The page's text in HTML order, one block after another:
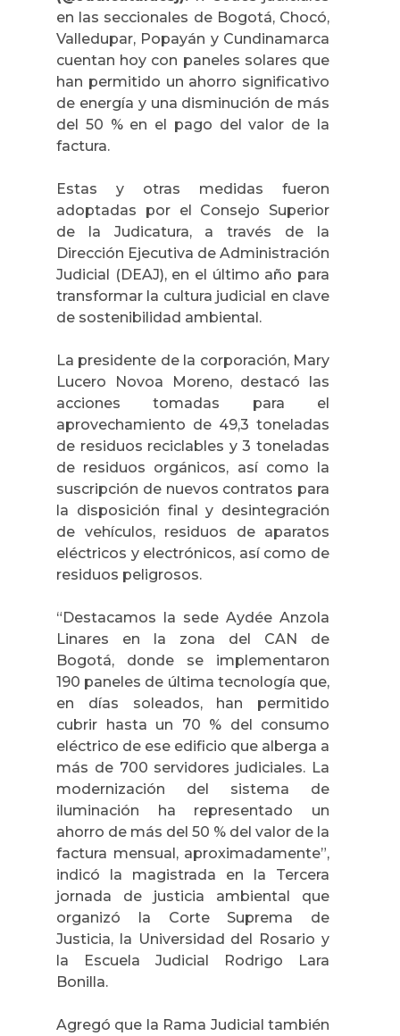
en las seccionales de Bogotá, Chocó,
Valledupar, Popayán y Cundinamarca
cuentan hoy con paneles solares que
han permitido un ahorro significativo
de energía y una disminución de más
del 50 % en el pago del valor de la
factura.
Estas y otras medidas fueron
adoptadas por el Consejo Superior
de la Judicatura, a través de la
Dirección Ejecutiva de Administración
Judicial (DEAJ), en el último año para
transformar la cultura judicial en clave
de sostenibilidad ambiental.
La presidente de la corporación, Mary
Lucero Novoa Moreno, destacó las
acciones tomadas para el
aprovechamiento de 49,3 toneladas
de residuos reciclables y 3 toneladas
de residuos orgánicos, así como la
suscripción de nuevos contratos para
la disposición final y desintegración
de vehículos, residuos de aparatos
eléctricos y electrónicos, así como de
residuos peligrosos.
“Destacamos la sede Aydée Anzola
Linares en la zona del CAN de
Bogotá, donde se implementaron
190 paneles de última tecnología que,
en días soleados, han permitido
cubrir hasta un 70 % del consumo
eléctrico de ese edificio que alberga a
más de 700 servidores judiciales. La
modernización del sistema de
iluminación ha representado un
ahorro de más del 50 % del valor de la
factura mensual, aproximadamente”,
indicó la magistrada en la Tercera
jornada de justicia ambiental que
organizó la Corte Suprema de
Justicia, la Universidad del Rosario y
la Escuela Judicial Rodrigo Lara
Bonilla.
Agregó que la Rama Judicial también